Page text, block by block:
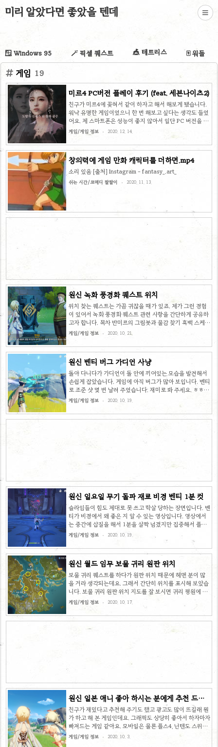
미리 알았다면 좋았을 텐데
🪟 Windows 95 🪄 픽셀 퀘스트 🎪 테트리스 🀄 워들
게임 19
미르4 PC버전 플레이 후기 (feat. 세븐나이츠2)
친구가 미르4에 꽂혀서 같이 하자고 해서 해보게 됐습니다.
워낙 유명한 게임이었으니 한 번 해보고 싶다는 생각도 들었
어요. 제 스마트폰은 성능이 좋지 않아서 일단 PC 버전을 설
치했습니다. 미르4는 2020년 11월 25일에 출시하였지만
조금 늦은 후기를 올려보려고 합니다. 전작의 이름은 미르의
전설이었지만 이번에 출시된 버전은 미르라는 이름을 쓰고
없고 무협 배경의 MMORPG라는 정도로만 알고 있습니다.
최근에 세븐나이츠2를 플레이 해 보고 실망을 했기 때문에
이 두 게임이 비교가 되는 건 불가피 할 것 같습니다. 목차 실
게임/게임 정보 2020. 12. 14.
창의력에 게임 만화 캐릭터를 더하면.mp4
소리 있음 [출처] Instagram - fantasy_.art_
쉬는 시간/코메디 짤짤이 2020. 11. 13.
원신 녹화 풍경화 퀘스트 위치
위치 찾는 퀘스트는 가끔 귀찮을 때가 있죠. 제가 그런 경험
이 있어서 녹화 풍경화 퀘스트 관련 사항을 간단하게 공유하
고자 합니다. 목차 반미르의 그림붓과 물감 찾기 흑백 스케치
와 채색 스케치가 있는데 차례로 알아 보겠습니다. 흑백 스케
보면 그림 도구가 떨어져 있으니 주워 가시면 됩니다. 지도
비슷해 보이는 곳을 찾았습니다. 화면 상의 왼편을 잘 살펴
보면 그림 도구를 찾으실 수 있습니다. 이 곳 역시 녹화 연못
근처에 있습니다. 두 장소 모두 워프 장치에서 멀리 떨어져
있지 않아서 금방 찾을 수 있습니다. 끝인 줄 알았더니 또 뭘
찾으라고 하네요. 또 다른 이상한 돌 찾기 돌 줍기 돌아 ..
게임/게임 정보 2020. 10. 21.
원신 벤티 버그 가디언 사냥
돌아 다니다가 가디언이 돌 안에 끼어있는 모습을 발견해서
손쉽게 잡았습니다. 게임에 아직 버그가 많아 보입니다. 벤티
로 조준 샷 몇 번 날려 주었습니다. 재미로 봐 주세요. ㅎㅎ
가디언이 힘도 못 쓰고 쓰러집니다.
게임/게임 정보 2020. 10. 19.
원신 일요일 무기 돌파 재료 비경 벤티 1분 컷
슬라임들이 힘도 제대로 못 쓰고 학살 당하는 장면입니다. 벤
티가 비경에서 왜 좋은 지 알 수 있는 영상입니다. 영상에서
는 중간에 삽질을 해서 1분을 살짝 넘겼지만 집중해서 플레
이 하면 1분 내에 클리어 가능해 보입니다. 그럼 한 번 감상
게임/게임 정보 2020. 10. 19.
원신 월드 임무 보물 귀리 원판 위치
보물 귀리 퀘스트를 하다가 원판 위치 때문에 헤맨 분이 많
을 거라 생각되는데요. 그래서 간단히 위치를 표시해 보았습
니다. 보물 귀리 원판 위치 지도를 잘 보시면 귀리 평원에 비
슷한 모양이 네 군데 있습니다. 노란색으로 표시한 부분인데
석판 조각 같이 생긴 무늬가 보입니다. 그 위치로 가서 보시
면 원형 모양의 석판이 있습니다. 활성화 시킨 모습니다. 유
하라고 합니다. 빨간색으로 표시한 부분으로 가면 됩니다. 바
자가 많네요. 이것저것 많이 줍니다. 찾기가 생각보다 어렵지
게임/게임 정보 2020. 10. 17.
원신 일본 애니 좋아 하시는 분에게 추천 드립
니다
친구가 재밌다고 추천해 주기도 했고 광고도 많이 뜨길래 뭔
가 하고 해 본 게임인데요. 그래픽도 상당히 좋아서 하자마자
빠져드는 게임 같아요. 모바일은 물론 플스4, 닌텐도 스위치,
윈도우 등 정말 다양한 플랫폼에서 지원하는게 특징인 것 같
게임/게임 정보 2020. 10. 3.